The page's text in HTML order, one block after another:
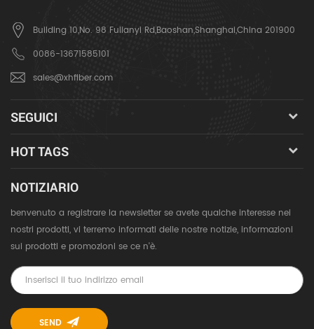
Building 10,No. 98 Fulianyi Rd,Baoshan,Shanghai,China 201900
0086-13671585101
sales@xhfiber.com
SEGUICI
HOT TAGS
NOTIZIARIO
benvenuto a registrare la newsletter se avete qualche interesse nei
nostri prodotti, vi terremo informati delle nostre notizie, informazioni
sui prodotti e promozioni se ce n'è.